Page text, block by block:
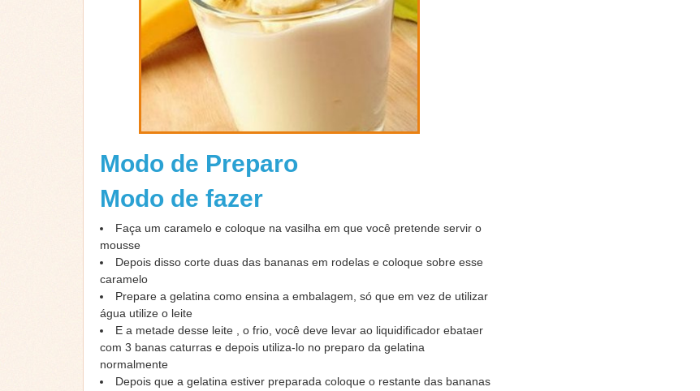
Modo de Preparo
Modo de fazer
Faça um caramelo e coloque na vasilha em que você pretende servir o
mousse
Depois disso corte duas das bananas em rodelas e coloque sobre esse
caramelo
Prepare a gelatina como ensina a embalagem, só que em vez de utilizar
água utilize o leite
E a metade desse leite , o frio, você deve levar ao liquidificador ebataer
com 3 banas caturras e depois utiliza-lo no preparo da gelatina
normalmente
Depois que a gelatina estiver preparada coloque o restante das bananas